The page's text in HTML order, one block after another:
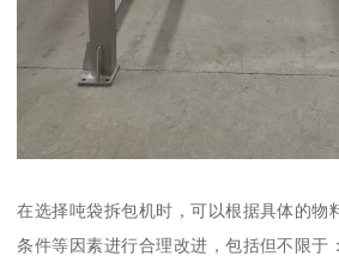
在选择吨袋拆包机时，可以根据具体的物
条件等因素进行合理改进，包括但不限于